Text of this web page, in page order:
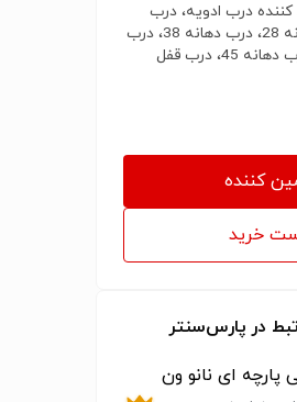
کننده درب ادویه، درب
دارویی، پت دارویی، درب دهانه 28، درب دهانه 38، درب
فیلیپ تاپ، درب آدامسی، درب دهانه 45، درب قفل
کننده
خرید
در پارس‌سنتر
پارچه ای نانو ون